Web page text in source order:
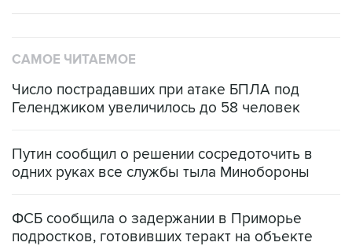
Число пострадавших при атаке БПЛА под
Путин сообщил о решении сосредоточить в
ФСБ сообщила о задержании в Приморье
Росгвардии